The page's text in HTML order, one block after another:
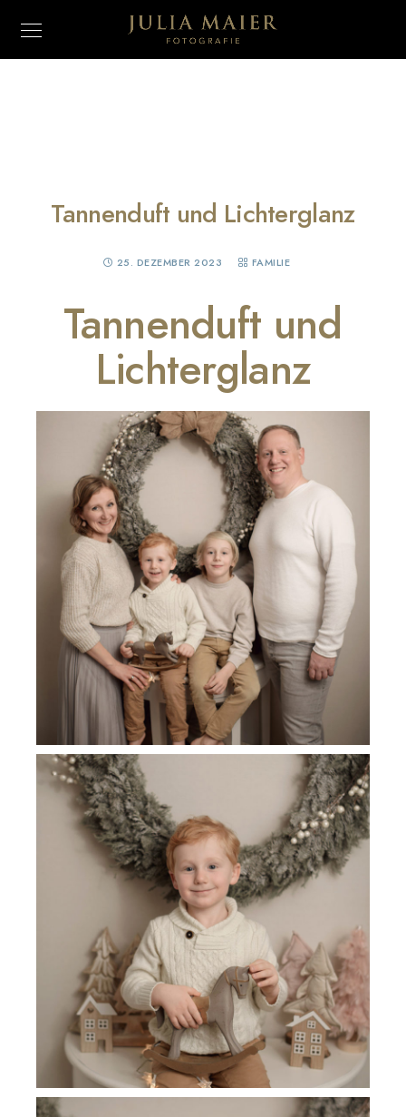
Tannenduft und Lichterglanz
25. DEZEMBER 2023 FAMILIE
Tannenduft und
Lichterglanz